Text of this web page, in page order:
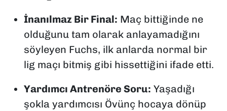
İnanılmaz Bir Final: Maç bittiğinde ne
olduğunu tam olarak anlayamadığını
söyleyen Fuchs, ilk anlarda normal bir
lig maçı bitmiş gibi hissettiğini ifade etti.
Yardımcı Antrenöre Soru: Yaşadığı
şokla yardımcısı Övünç hocaya dönüp